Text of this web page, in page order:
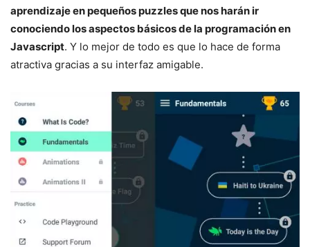
aprendizaje en pequeños puzzles que nos harán ir
conociendo los aspectos básicos de la programación en
Javascript. Y lo mejor de todo es que lo hace de forma
atractiva gracias a su interfaz amigable.